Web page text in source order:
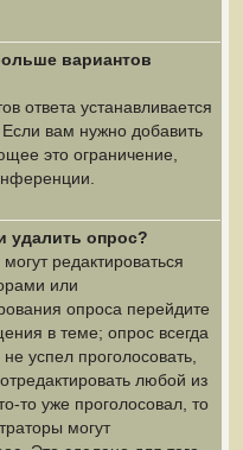
вариантов
ответа устанавливается
вам нужно добавить
это ограничение,
удалить опрос?
редактироваться
или
опроса перейдите
в теме; опрос всегда
успел проголосовать,
любой из
то уже проголосовал, то
могут